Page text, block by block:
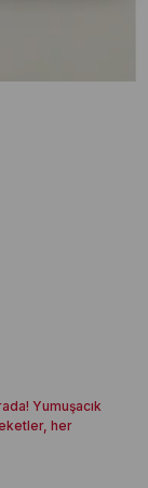
Yumuşacık
her